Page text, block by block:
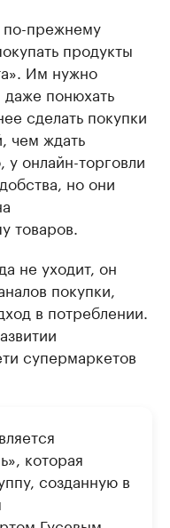
по-прежнему
продукты
Им нужно
даже понюхать
сделать покупки
чем ждать
у онлайн-торговли
но они
товаров.
не уходит, он
покупки,
в потреблении.
супермаркетов
которая
созданную в